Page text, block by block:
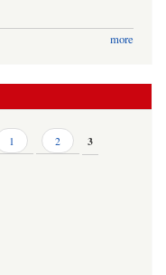
more
1 2 3